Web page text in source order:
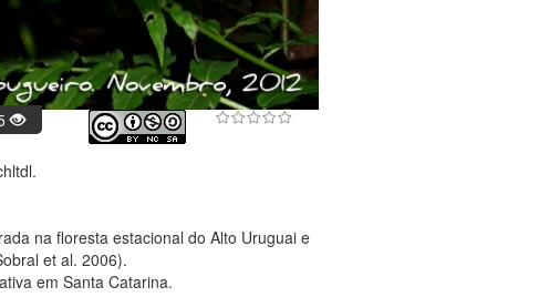
na floresta estacional do Alto Uruguai e
et al. 2006).
em Santa Catarina.